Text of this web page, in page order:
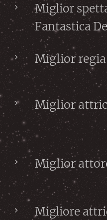
Miglior
Fantastica
Miglior
Miglior
Miglior
Migliore